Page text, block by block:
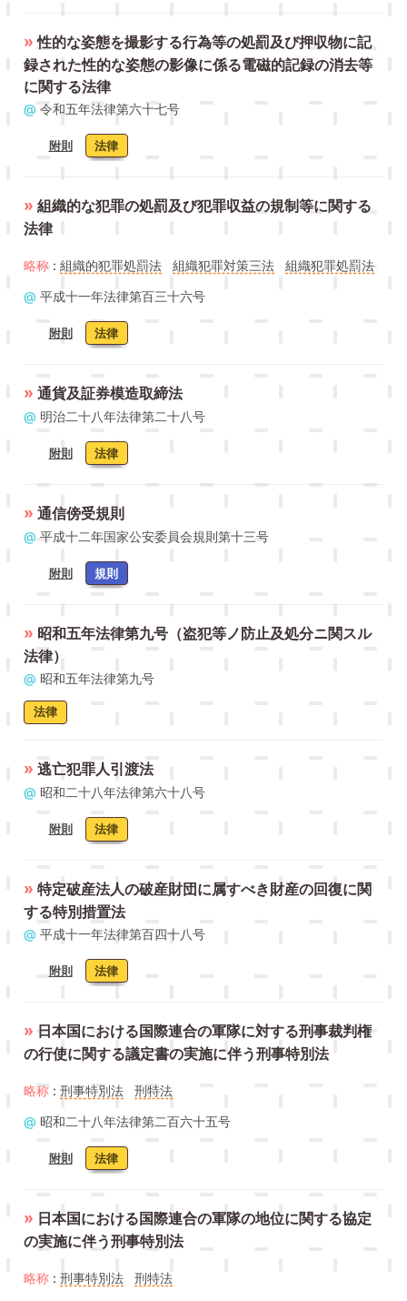
»性的な姿態を撮影する行為等の処罰及び押収物に記
録された性的な姿態の影像に係る電磁的記録の消去等
に関する法律
@ 令和五年法律第六十七号
附則 法律
»組織的な犯罪の処罰及び犯罪収益の規制等に関する
法律
略称 :組織的犯罪処罰法 組織犯罪対策三法
組織犯罪処罰法
@ 平成十一年法律第百三十六号
附則 法律
»通貨及証券模造取締法
@ 明治二十八年法律第二十八号
附則 法律
»通信傍受規則
@ 平成十二年国家公安委員会規則第十三号
附則 規則
» 昭和五年法律第九号（盗犯等ノ防止及処分ニ関スル
法律）
@ 昭和五年法律第九号
法律
»逃亡犯罪人引渡法
@ 昭和二十八年法律第六十八号
附則 法律
»特定破産法人の破産財団に属すべき財産の回復に関
する特別措置法
@ 平成十一年法律第百四十八号
附則 法律
» 日本国における国際連合の軍隊に対する刑事裁判権
の行使に関する議定書の実施に伴う刑事特別法
略称 :刑事特別法
刑特法
@ 昭和二十八年法律第二百六十五号
附則 法律
» 日本国における国際連合の軍隊の地位に関する協定
の実施に伴う刑事特別法
略称 :刑事特別法
刑特法